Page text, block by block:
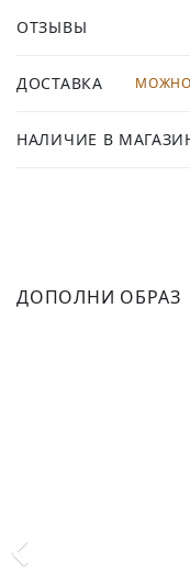
ОТЗЫВЫ
ДОСТАВКА МОЖНО
НАЛИЧИЕ В
ДОПОЛНИ ОБРАЗ